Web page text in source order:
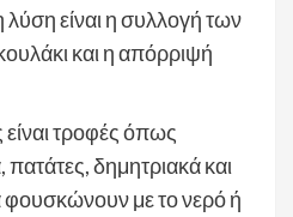
είναι η συλλογή των
και η απόρριψή
τροφές όπως
δημητριακά και
με το νερό ή